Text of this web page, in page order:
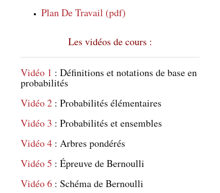
Plan De Travail (pdf)
Les vidéos de cours :
Vidéo 1 : Définitions et notations de base en
probabilités
Vidéo 2 : Probabilités élémentaires
Vidéo 3 : Probabilités et ensembles
Vidéo 4 : Arbres pondérés
Vidéo 5 : Épreuve de Bernoulli
Vidéo 6 : Schéma de Bernoulli